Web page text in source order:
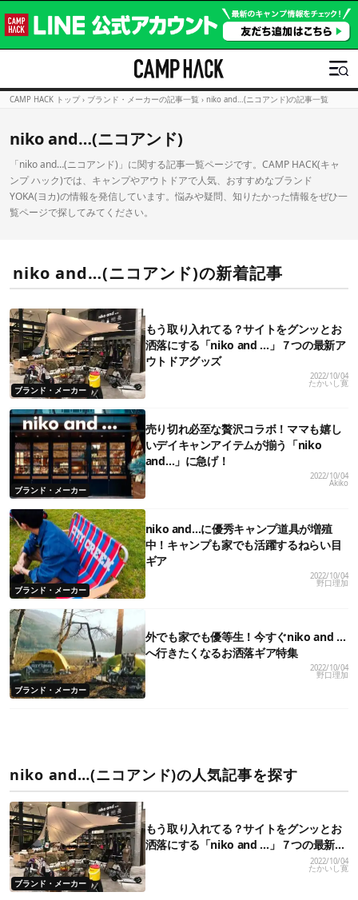
CAMP HACK トップ › ブランド・メーカーの記事一覧 › niko and…(ニコアンド)の記事一覧
niko and…(ニコアンド)
「niko and…(ニコアンド)」に関する記事一覧ページです。CAMP HACK(キャ
ンプ ハック)では、キャンプやアウトドアで人気、おすすめなブランド
YOKA(ヨカ)の情報を発信しています。悩みや疑問、知りたかった情報をぜひ一
覧ページで探してみてください。
niko and…(ニコアンド)の新着記事
ブランド・メーカー
もう取り入れてる？サイトをグンッとお
洒落にする「niko and …」７つの最新ア
ウトドアグッズ
2022/10/04
たかいし寛
ブランド・メーカー
売り切れ必至な贅沢コラボ！ママも嬉し
いデイキャンアイテムが揃う「niko
and…」に急げ！
2022/10/04
Akiko
ブランド・メーカー
niko and…に優秀キャンプ道具が増殖
中！キャンプも家でも活躍するねらい目
ギア
2022/10/04
野口理加
ブランド・メーカー
外でも家でも優等生！今すぐniko and …
へ行きたくなるお洒落ギア特集
2022/10/04
野口理加
niko and…(ニコアンド)の人気記事を探す
ブランド・メーカー
もう取り入れてる？サイトをグンッとお
洒落にする「niko and …」７つの最新ア
ウトドアグッズ
2022/10/04
たかいし寛